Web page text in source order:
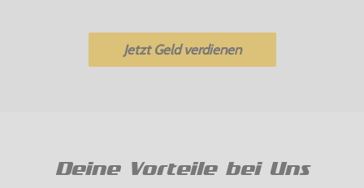
Jetzt Geld verdienen
Deine Vorteile bei Uns